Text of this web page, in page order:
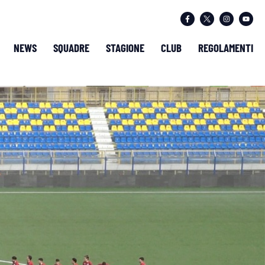
NEWS SQUADRE STAGIONE CLUB REGOLAMENTI